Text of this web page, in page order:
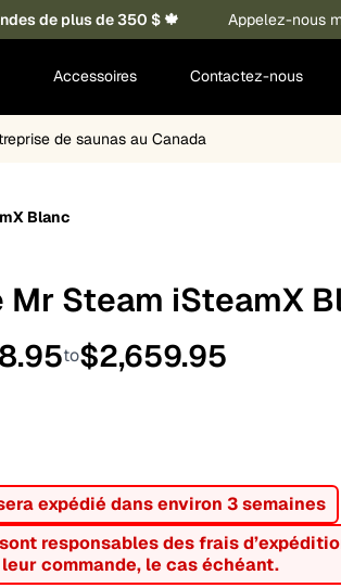
de plus de 350 $ 🍁 Appelez-nous
Accessoires Contactez-nous
de saunas au Canada
Blanc
Steam iSteamX
to$2,659.95
expédié dans environ 3 semaines
responsables des frais
commande, le cas échéant.